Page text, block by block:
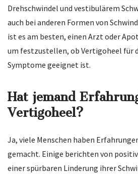
Drehschwindel und vestibulärem
auch bei anderen Formen von
ist es am besten, einen Arzt oder
um festzustellen, ob Vertigoheel für
Symptome geeignet ist.
Hat jemand
Vertigoheel?
Ja, viele Menschen haben
gemacht. Einige berichten von
einer spürbaren Linderung ihrer